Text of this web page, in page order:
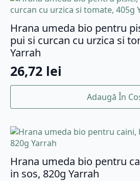
Hrana umeda bio pentru
pui si curcan cu urzica si
Yarrah
26,72 lei
Adaugă În
Hrana umeda bio pentru
in sos, 820g Yarrah